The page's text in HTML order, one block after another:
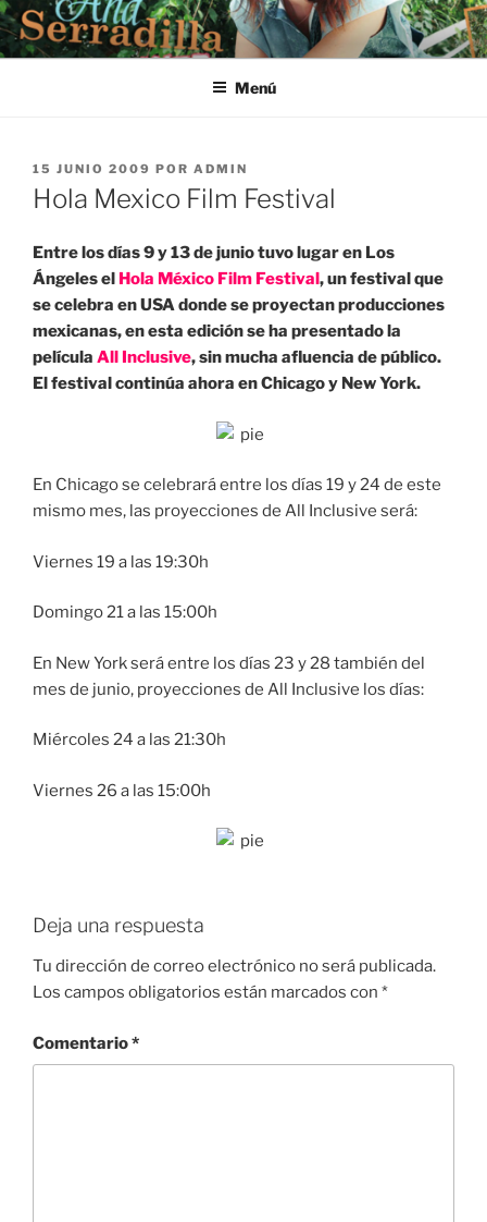
Saltar
al
contenido
Menú
PUBLICADO
EL
15 JUNIO 2009 POR ADMIN
Hola Mexico Film Festival
Entre los días 9 y 13 de junio tuvo lugar en Los
Ángeles el Hola México Film Festival, un festival que
se celebra en USA donde se proyectan producciones
mexicanas, en esta edición se ha presentado la
película All Inclusive, sin mucha afluencia de público.
El festival continúa ahora en Chicago y New York.
En Chicago se celebrará entre los días 19 y 24 de este
mismo mes, las proyecciones de All Inclusive será:
Viernes 19 a las 19:30h
Domingo 21 a las 15:00h
En New York será entre los días 23 y 28 también del
mes de junio, proyecciones de All Inclusive los días:
Miércoles 24 a las 21:30h
Viernes 26 a las 15:00h
Deja una respuesta
Tu dirección de correo electrónico no será publicada.
Los campos obligatorios están marcados con *
Comentario*